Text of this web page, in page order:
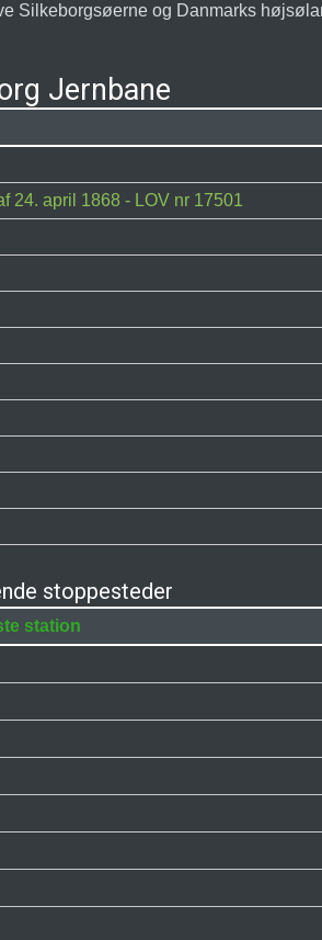
Silkeborgsøerne og Danmarks
Jernbane
24. april 1868 - LOV nr 17501
stoppesteder
station